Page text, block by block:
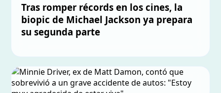
Tras romper récords en los cines, la
biopic de Michael Jackson ya prepara
su segunda parte